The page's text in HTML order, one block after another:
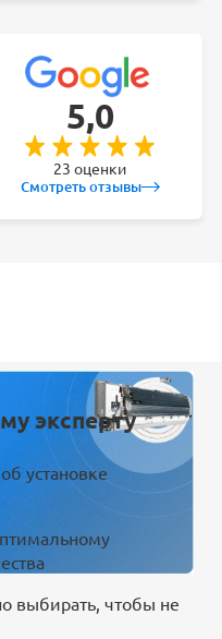
5,0
23 оценки
Смотреть отзывы
эксперту
установке
выбирать, чтобы не